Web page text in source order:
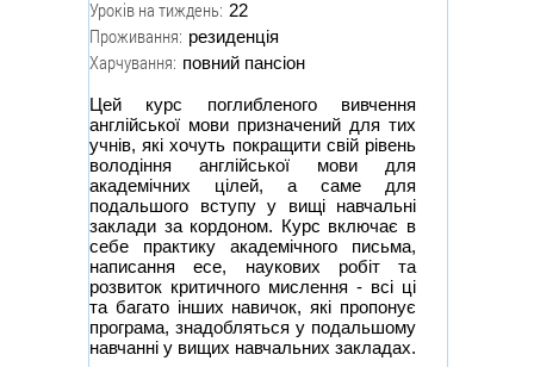
Уроків на тиждень: 22
Проживання: резиденція
Харчування: повний пансіон
Цей курс поглибленого вивчення
англійської мови призначений для тих
учнів, які хочуть покращити свій рівень
володіння англійської мови для
академічних цілей, а саме для
подальшого вступу у вищі навчальні
заклади за кордоном. Курс включає в
себе практику академічного письма,
написання есе, наукових робіт та
розвиток критичного мислення - всі ці
та багато інших навичок, які пропонує
програма, знадобляться у подальшому
навчанні у вищих навчальних закладах.